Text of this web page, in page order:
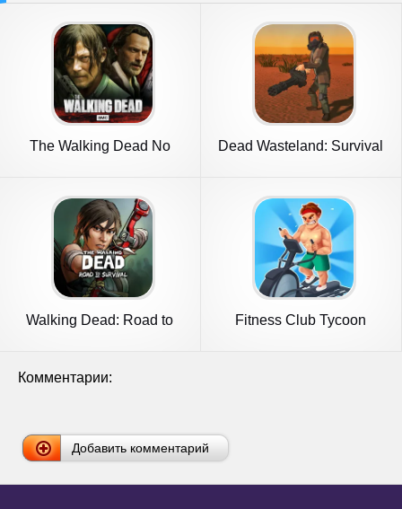
The Walking Dead No
Dead Wasteland: Survival
Walking Dead: Road to
Fitness Club Tycoon
Комментарии:
Добавить комментарий